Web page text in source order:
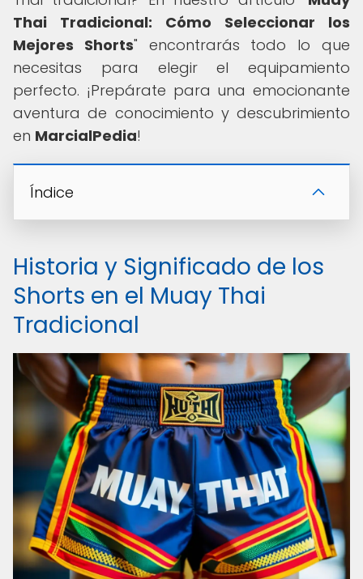
Thai Tradicional: Cómo Seleccionar los
Mejores Shorts" encontrarás todo lo que
necesitas para elegir el equipamiento
perfecto. ¡Prepárate para una emocionante
aventura de conocimiento y descubrimiento
en MarcialPedia!
Índice
Historia y Significado de los
Shorts en el Muay Thai
Tradicional